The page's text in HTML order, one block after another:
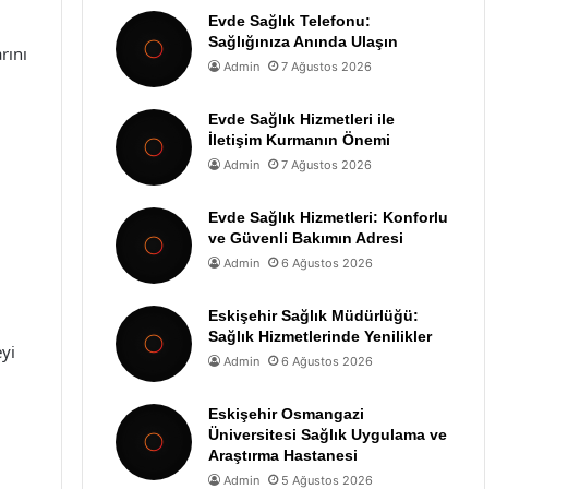
Evde Sağlık Telefonu:
Sağlığınıza Anında Ulaşın
Admin 7 Ağustos 2026
Evde Sağlık Hizmetleri ile
İletişim Kurmanın Önemi
Admin 7 Ağustos 2026
Evde Sağlık Hizmetleri: Konforlu
ve Güvenli Bakımın Adresi
Admin 6 Ağustos 2026
Eskişehir Sağlık Müdürlüğü:
Sağlık Hizmetlerinde Yenilikler
Admin 6 Ağustos 2026
Eskişehir Osmangazi
Üniversitesi Sağlık Uygulama ve
Araştırma Hastanesi
Admin 5 Ağustos 2026